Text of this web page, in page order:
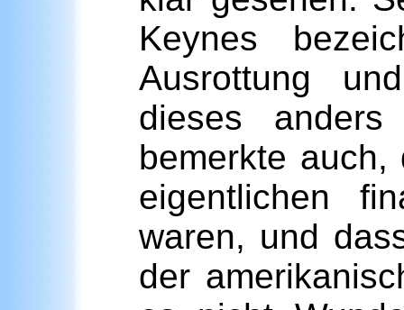
Keynes
Ausrottung
dieses
bemerkte
eigentlichen
waren, und
der